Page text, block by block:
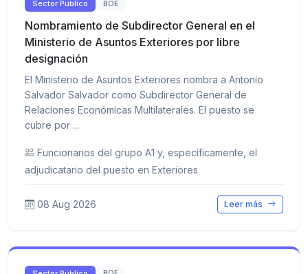
Sector Público BOE
Nombramiento de Subdirector General en el
Ministerio de Asuntos Exteriores por libre
designación
El Ministerio de Asuntos Exteriores nombra a Antonio
Salvador Salvador como Subdirector General de
Relaciones Económicas Multilaterales. El puesto se
cubre por ...
Funcionarios del grupo A1 y, específicamente, el
adjudicatario del puesto en Exteriores
08 Aug 2026 Leer más